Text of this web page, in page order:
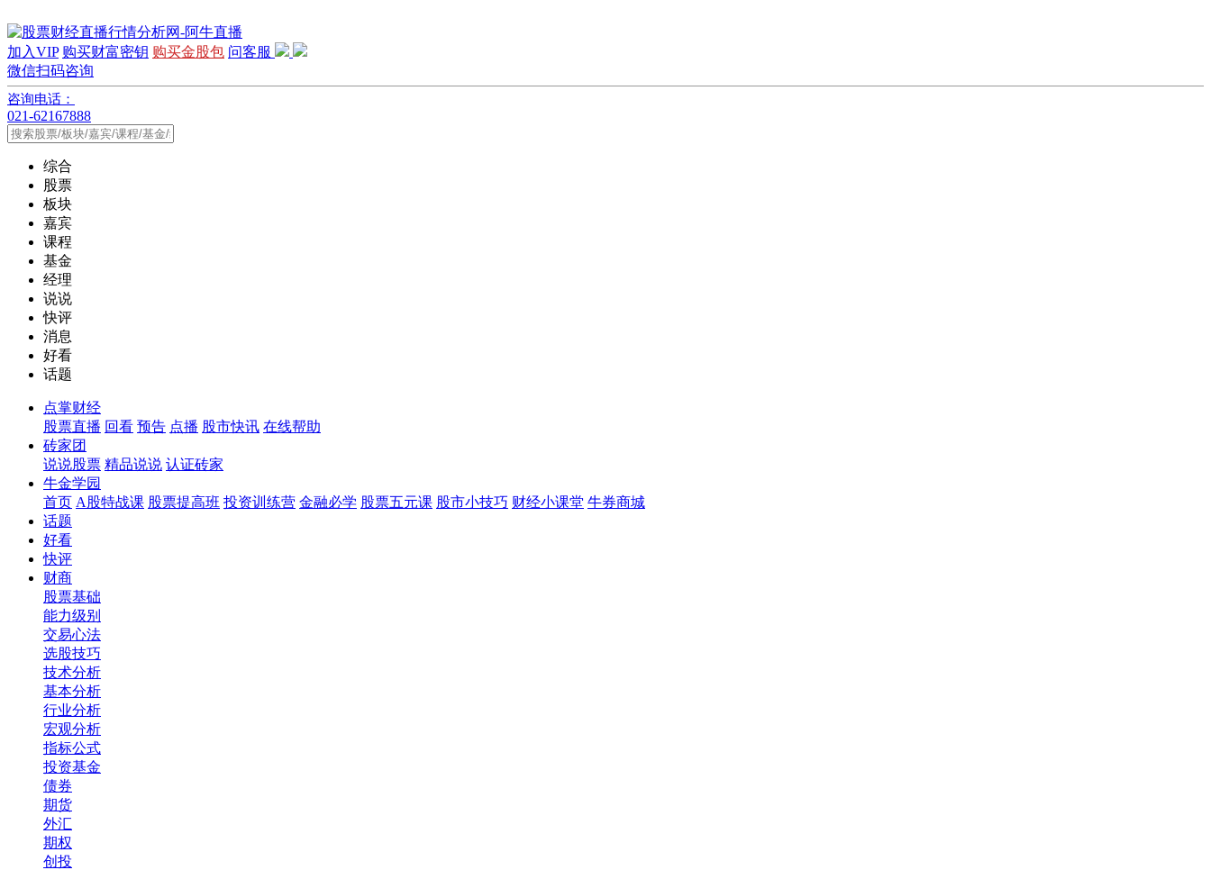
加入VIP 购买财富密钥 购买金股包 问客服
微信扫码咨询
咨询电话：
021-62167888
综合
股票
板块
嘉宾
课程
基金
经理
说说
快评
消息
好看
话题
点掌财经
股票直播 回看 预告 点播 股市快讯 在线帮助
砖家团
说说股票 精品说说 认证砖家
牛金学园
首页 A股特战课 股票提高班 投资训练营 金融必学 股票五元课 股市小技巧 财经小课堂 牛券商城
话题
好看
快评
财商
股票基础
能力级别
交易心法
选股技巧
技术分析
基本分析
行业分析
宏观分析
指标公式
投资基金
债券
期货
外汇
期权
创投